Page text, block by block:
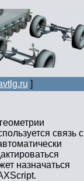
]
связь с
назначаться